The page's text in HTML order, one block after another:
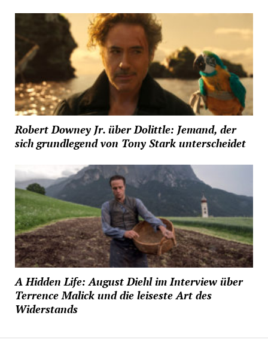
Robert Downey Jr. über Dolittle: Jemand, der
sich grundlegend von Tony Stark unterscheidet
A Hidden Life: August Diehl im Interview über
Terrence Malick und die leiseste Art des
Widerstands